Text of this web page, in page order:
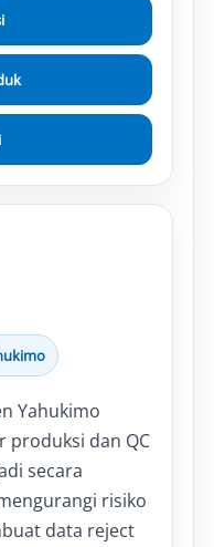
Yahukimo
dan QC
secara
risiko
data reject